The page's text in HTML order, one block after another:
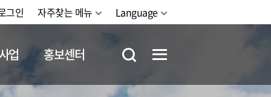
그인 자주찾는 메뉴 Language
업 홍보센터